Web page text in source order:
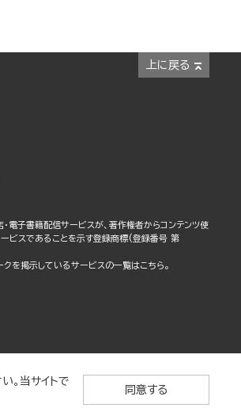
上に戻る
電子書籍配信サービスが、著作権者からコンテンツ使
ビスであることを示す登録商標(登録番号 第
を掲示しているサービスの一覧はこちら。
。当サイトで
同意する